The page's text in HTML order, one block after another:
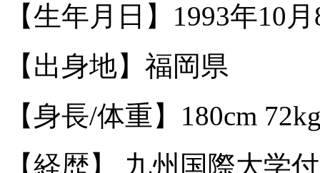
【生年月日】1993年10
【出身地】福岡県
【身長/体重】180cm
【経歴】 九州国際大学